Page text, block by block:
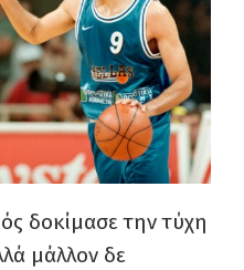
δοκίμασε την τύχη
μάλλον δε